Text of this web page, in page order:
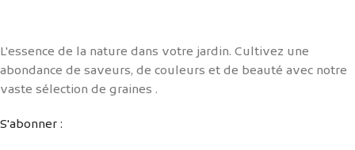
L'essence de la nature dans votre jardin. Cultivez une
abondance de saveurs, de couleurs et de beauté avec notre
vaste sélection de graines .
S'abonner :